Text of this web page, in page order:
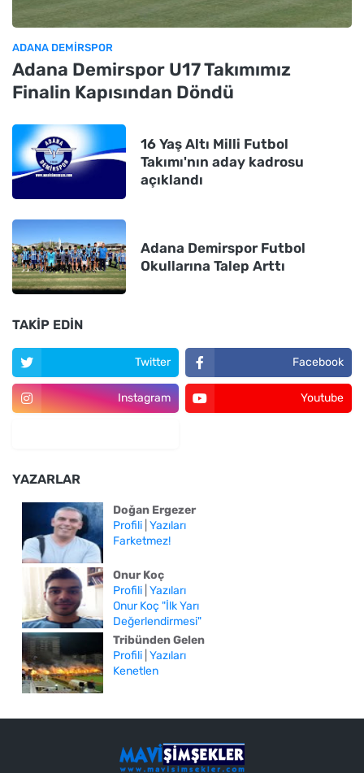
ADANA DEMIRSPOR
Adana Demirspor U17 Takımımız
Finalin Kapısından Döndü
16 Yaş Altı Milli Futbol
Takımı'nın aday kadrosu
açıklandı
Adana Demirspor Futbol
Okullarına Talep Arttı
TAKIP EDIN
Twitter Facebook
Instagram Youtube
YAZARLAR
Doğan Ergezer
Profili Yazıları
Farketmez!
Onur Koç
Profili Yazıları
Onur Koç "İlk Yarı
Değerlendirmesi"
Tribünden Gelen
Profili Yazıları
Kenetlen